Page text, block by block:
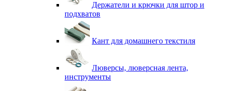
Держатели и крючки для штор и
подхватов
Кант для домашнего текстиля
Люверсы, люверсная лента,
инструменты